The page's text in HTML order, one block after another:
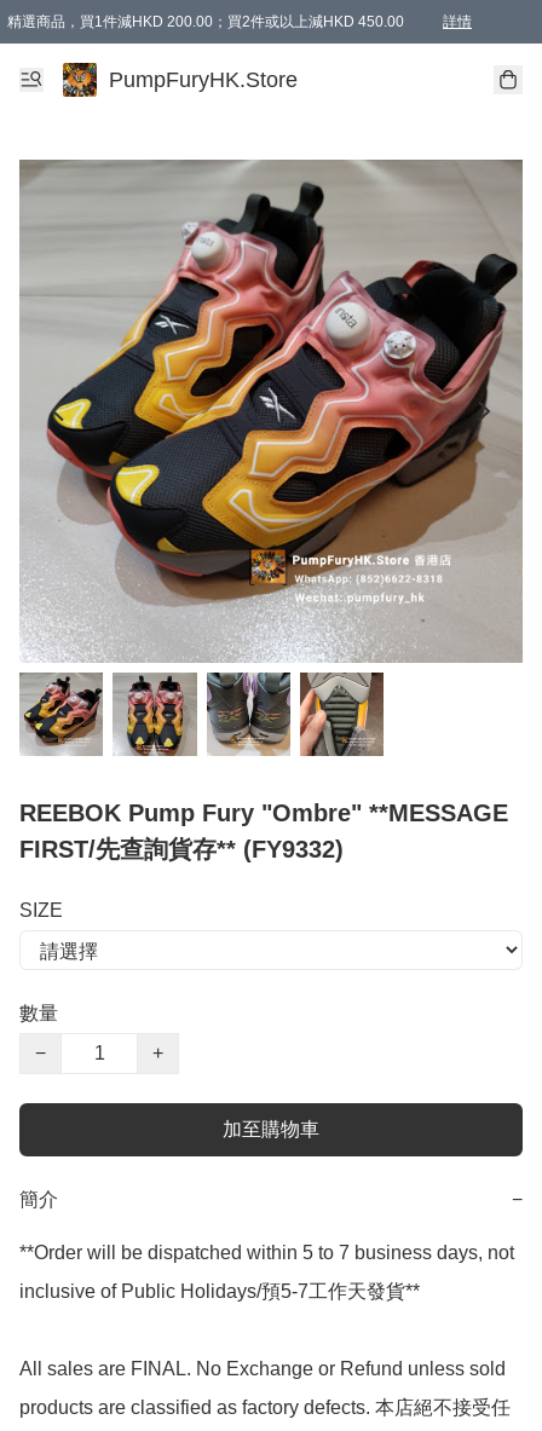
精選商品，買1件減HKD 200.00；買2件或以上減HKD 450.00 詳情
AAPE商品,會員專享9折或以上（按會員等級）AAPE products, members can
精選商品，任選買2件或以上減HKD 100.00
購物滿 HKD 800.00即享免運費優惠！（適用於 特定的送貨方式 )
PumpFuryHK.Store
REEBOK Pump Fury "Ombre" **MESSAGE
FIRST/先查詢貨存** (FY9332)
SIZE
數量
−
+
加至購物車
簡介 −
**Order will be dispatched within 5 to 7 business days, not
inclusive of Public Holidays/預5-7工作天發貨**
All sales are FINAL. No Exchange or Refund unless sold
products are classified as factory defects. 本店絕不接受任